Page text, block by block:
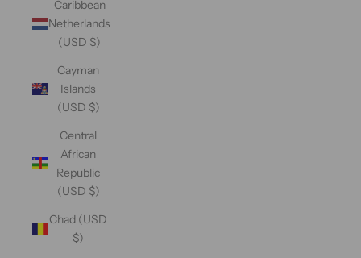
Caribbean
Netherlands
(USD $)
Cayman
Islands
(USD $)
Central
African
Republic
(USD $)
Chad (USD
$)